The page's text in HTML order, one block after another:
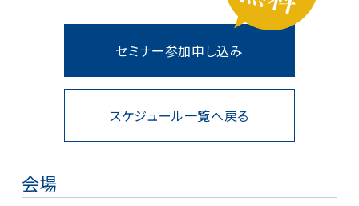
スケジュール一覧へ戻る
セミナー参加申し込み
会場